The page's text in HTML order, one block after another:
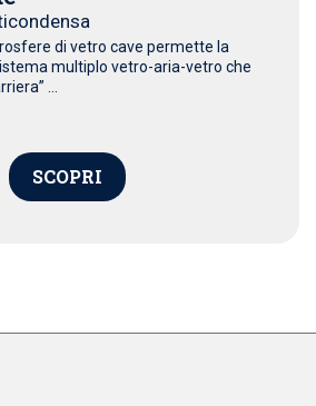
di vetro cave permette la
multiplo vetro-aria-vetro che
...
SCOPRI